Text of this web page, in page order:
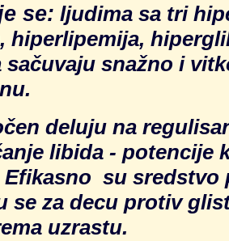
se: ljudima sa tri
hiperlipemija,
sačuvaju snažno i
deluju na
libida - potencije
Efikasno su sredstvo
se za decu protiv
uzrastu.